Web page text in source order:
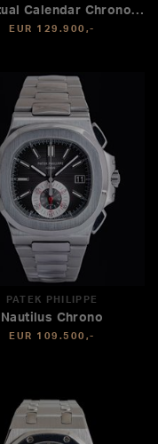
Perpetual Calendar Chronograph
EUR 129.900,-
PATEK PHILIPPE
Nautilus Chrono
EUR 109.500,-